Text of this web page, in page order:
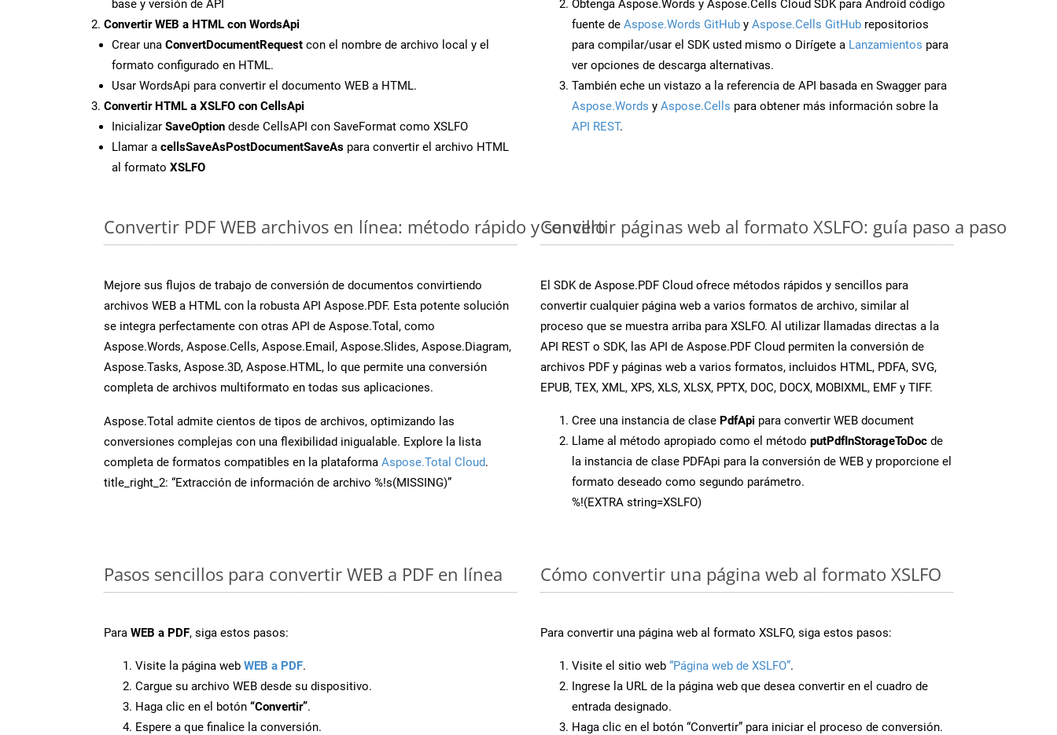
base y versión de API
Convertir WEB a HTML con WordsApi
Crear una ConvertDocumentRequest con el nombre de archivo local y el
formato configurado en HTML.
Usar WordsApi para convertir el documento WEB a HTML.
Convertir HTML a XSLFO con CellsApi
Inicializar SaveOption desde CellsAPI con SaveFormat como XSLFO
Llamar a cellsSaveAsPostDocumentSaveAs para convertir el archivo HTML
al formato XSLFO
Obtenga Aspose.Words y Aspose.Cells Cloud SDK para Android código
fuente de Aspose.Words GitHub y Aspose.Cells GitHub repositorios
para compilar/usar el SDK usted mismo o Dirígete a Lanzamientos para
ver opciones de descarga alternativas.
También eche un vistazo a la referencia de API basada en Swagger para
Aspose.Words y Aspose.Cells para obtener más información sobre la
API REST.
Convertir PDF WEB archivos en línea: método rápido y sencillo
Mejore sus flujos de trabajo de conversión de documentos convirtiendo
archivos WEB a HTML con la robusta API Aspose.PDF. Esta potente solución
se integra perfectamente con otras API de Aspose.Total, como
Aspose.Words, Aspose.Cells, Aspose.Email, Aspose.Slides, Aspose.Diagram,
Aspose.Tasks, Aspose.3D, Aspose.HTML, lo que permite una conversión
completa de archivos multiformato en todas sus aplicaciones.
Aspose.Total admite cientos de tipos de archivos, optimizando las
conversiones complejas con una flexibilidad inigualable. Explore la lista
completa de formatos compatibles en la plataforma Aspose.Total Cloud.
title_right_2: “Extracción de información de archivo %!s(MISSING)”
Convertir páginas web al formato XSLFO: guía paso a paso
El SDK de Aspose.PDF Cloud ofrece métodos rápidos y sencillos para
convertir cualquier página web a varios formatos de archivo, similar al
proceso que se muestra arriba para XSLFO. Al utilizar llamadas directas a la
API REST o SDK, las API de Aspose.PDF Cloud permiten la conversión de
archivos PDF y páginas web a varios formatos, incluidos HTML, PDFA, SVG,
EPUB, TEX, XML, XPS, XLS, XLSX, PPTX, DOC, DOCX, MOBIXML, EMF y TIFF.
Cree una instancia de clase PdfApi para convertir WEB document
Llame al método apropiado como el método putPdfInStorageToDoc de
la instancia de clase PDFApi para la conversión de WEB y proporcione el
formato deseado como segundo parámetro.
%!(EXTRA string=XSLFO)
Pasos sencillos para convertir WEB a PDF en línea
Para WEB a PDF, siga estos pasos:
Visite la página web WEB a PDF.
Cargue su archivo WEB desde su dispositivo.
Haga clic en el botón “Convertir”.
Espere a que finalice la conversión.
Cómo convertir una página web al formato XSLFO
Para convertir una página web al formato XSLFO, siga estos pasos:
Visite el sitio web “Página web de XSLFO”.
Ingrese la URL de la página web que desea convertir en el cuadro de
entrada designado.
Haga clic en el botón “Convertir” para iniciar el proceso de conversión.